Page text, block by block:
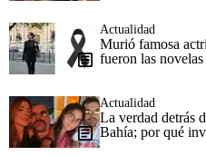
Actualidad
Murió famosa
fueron las
Actualidad
La verdad detrás
Bahía; por qué